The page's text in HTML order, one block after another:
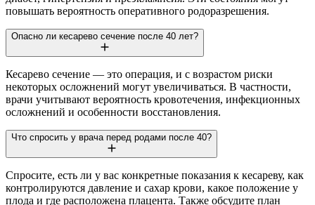
повышать вероятность оперативного родоразрешения.
Опасно ли кесарево сечение после 40 лет?
Кесарево сечение — это операция, и с возрастом риски
некоторых осложнений могут увеличиваться. В частности,
врачи учитывают вероятность кровотечения, инфекционных
осложнений и особенности восстановления.
Что спросить у врача перед родами после 40?
Спросите, есть ли у вас конкретные показания к кесареву, как
контролируются давление и сахар крови, какое положение у
плода и где расположена плацента. Также обсудите план